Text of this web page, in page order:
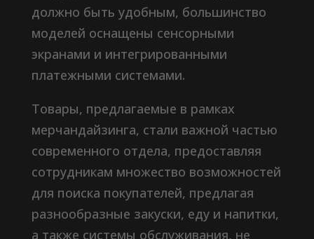
должно быть удобным, большинство
моделей оснащены сенсорными
экранами и интегрированными
платежными системами.
Товары, предлагаемые в рамках
мерчандайзинга, стали важной частью
современного отдела, предоставляя
сотрудникам множество возможностей
для поиска покупателей, предлагая
разнообразные закуски, еду и напитки,
а также системы обслуживания, не